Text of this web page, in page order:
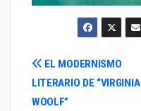
Navegación
de
EL MODERNISMO
LITERARIO DE “VIRGINIA
WOOLF”